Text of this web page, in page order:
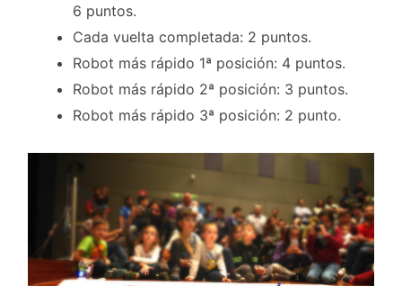
6 puntos.
Cada vuelta completada: 2 puntos.
Robot más rápido 1ª posición: 4 puntos.
Robot más rápido 2ª posición: 3 puntos.
Robot más rápido 3ª posición: 2 punto.